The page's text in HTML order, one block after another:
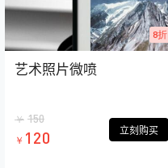
8折
艺术照片微喷
￥ 150
￥ 120 立刻购买